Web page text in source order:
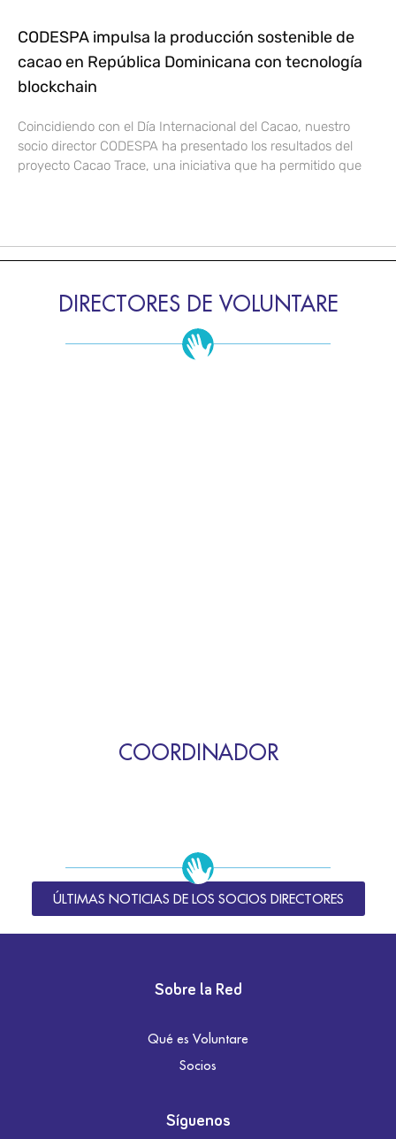
CODESPA impulsa la producción sostenible de
cacao en República Dominicana con tecnología
blockchain
Coincidiendo con el Día Internacional del Cacao, nuestro
socio director CODESPA ha presentado los resultados del
proyecto Cacao Trace, una iniciativa que ha permitido que
DIRECTORES DE VOLUNTARE
COORDINADOR
ÚLTIMAS NOTICIAS DE LOS SOCIOS DIRECTORES
Sobre la Red
Qué es Voluntare
Socios
Síguenos